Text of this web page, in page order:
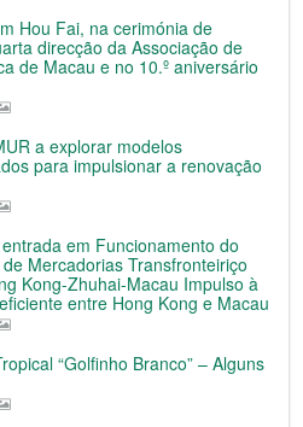
Hou Fai, na cerimónia de
direcção da Associação de
de Macau e no 10.º aniversário
a explorar modelos
para impulsionar a renovação
em Funcionamento do
Mercadorias Transfronteiriço
Kong-Zhuhai-Macau Impulso à
entre Hong Kong e Macau
“Golfinho Branco” – Alguns